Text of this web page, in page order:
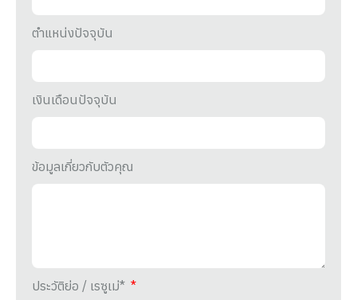
ตำแหน่งปัจจุบัน
เงินเดือนปัจจุบัน
ข้อมูลเกี่ยวกับตัวคุณ
ประวัติย่อ / เรซูเม่*